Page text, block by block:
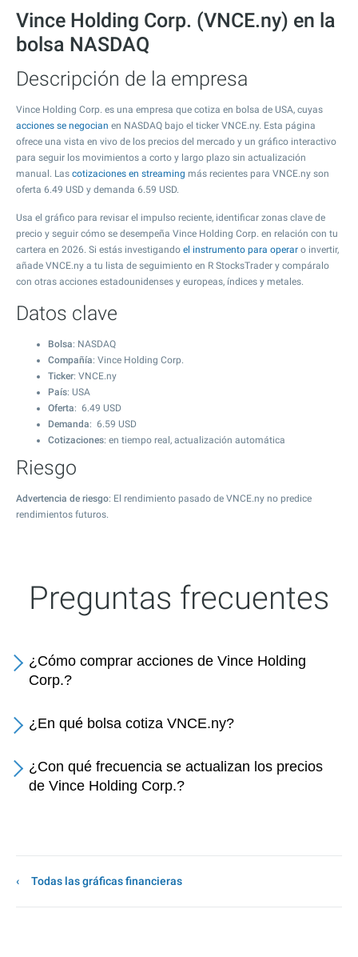
Vince Holding Corp. (VNCE.ny) en la
bolsa NASDAQ
Descripción de la empresa
Vince Holding Corp. es una empresa que cotiza en bolsa de USA, cuyas
acciones se negocian en NASDAQ bajo el ticker VNCE.ny. Esta página
ofrece una vista en vivo de los precios del mercado y un gráfico interactivo
para seguir los movimientos a corto y largo plazo sin actualización
manual. Las cotizaciones en streaming más recientes para VNCE.ny son
oferta 6.49 USD y demanda 6.59 USD.
Usa el gráfico para revisar el impulso reciente, identificar zonas clave de
precio y seguir cómo se desempeña Vince Holding Corp. en relación con tu
cartera en 2026. Si estás investigando el instrumento para operar o invertir,
añade VNCE.ny a tu lista de seguimiento en R StocksTrader y compáralo
con otras acciones estadounidenses y europeas, índices y metales.
Datos clave
Bolsa: NASDAQ
Compañía: Vince Holding Corp.
Ticker: VNCE.ny
País: USA
Oferta: 6.49 USD
Demanda: 6.59 USD
Cotizaciones: en tiempo real, actualización automática
Riesgo
Advertencia de riesgo: El rendimiento pasado de VNCE.ny no predice
rendimientos futuros.
Preguntas frecuentes
¿Cómo comprar acciones de Vince Holding
Corp.?
¿En qué bolsa cotiza VNCE.ny?
¿Con qué frecuencia se actualizan los precios
de Vince Holding Corp.?
Todas las gráficas financieras